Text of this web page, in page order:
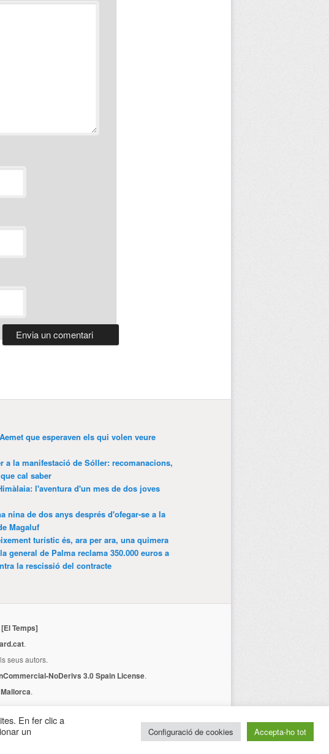
que esperaven els qui volen veure
a la manifestació de Sóller: recomanacions,
cal saber
l'aventura d'un mes de dos joves
nina de dos anys després d'ofegar-se a la
Magaluf
turístic és, ara per ara, una quimera
general de Palma reclama 350.000 euros a
la rescissió del contracte
[El Temps]
.
seus autors.
NoDerivs 3.0 Spain License.
.
En fer clic a
un
Configuració de cookies Accepta-ho tot